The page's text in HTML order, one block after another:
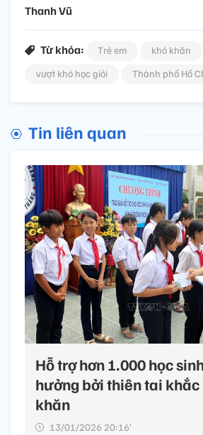
Thanh Vũ
Từ khóa: Trẻ em
khó khăn
vượt khó học giỏi
Thành phố Hồ
Tin liên quan
Hỗ trợ hơn 1.000 học
hưởng bởi thiên tai khắc
khăn
13/01/2026 20:16’